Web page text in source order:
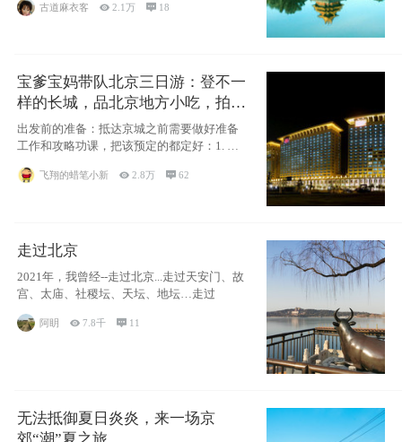
古道麻衣客 2.1万  18
宝爹宝妈带队北京三日游：登不一
样的长城，品北京地方小吃，拍盘
古七星夜景！
出发前的准备：抵达京城之前需要做好准备
工作和攻略功课，把该预定的都定好：1. 酒
飞翔的蜡笔小新 2.8万 62
走过北京
2021年，我曾经--走过北京...走过天安门、故
宫、太庙、社稷坛、天坛、地坛…走过
阿眀 7.8千  11
无法抵御夏日炎炎，来一场京